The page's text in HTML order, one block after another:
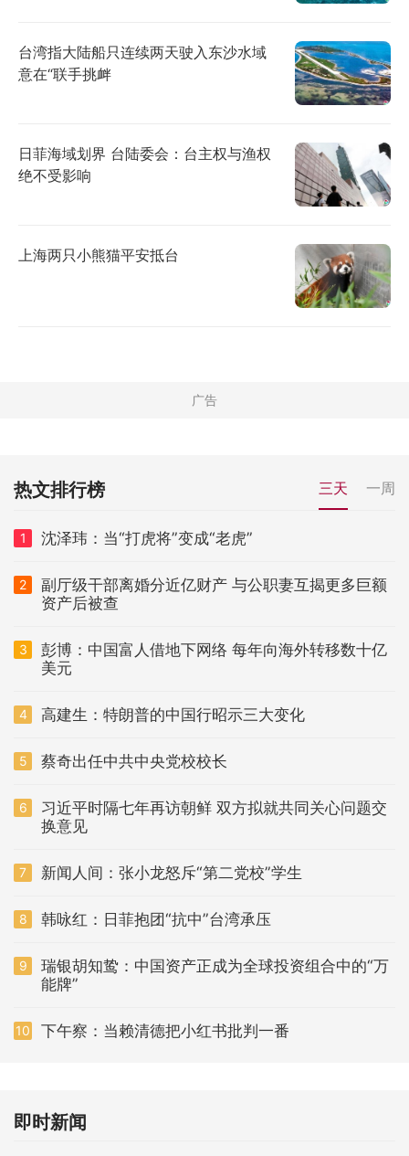
台湾指大陆船只连续两天驶入东沙水域
意在“联手挑衅
日菲海域划界 台陆委会：台主权与渔权
绝不受影响
上海两只小熊猫平安抵台
热文排行榜 三天 一周
1 沈泽玮：当“打虎将”变成“老虎”
2
副厅级干部离婚分近亿财产 与公职妻互揭更多巨额
资产后被查
3
彭博：中国富人借地下网络 每年向海外转移数十亿
美元
4 高建生：特朗普的中国行昭示三大变化
5 蔡奇出任中共中央党校校长
6
习近平时隔七年再访朝鲜 双方拟就共同关心问题交
换意见
7 新闻人间：张小龙怒斥“第二党校”学生
8 韩咏红：日菲抱团“抗中”台湾承压
9
瑞银胡知鸷：中国资产正成为全球投资组合中的“万
能牌”
10 下午察：当赖清德把小红书批判一番
即时新闻